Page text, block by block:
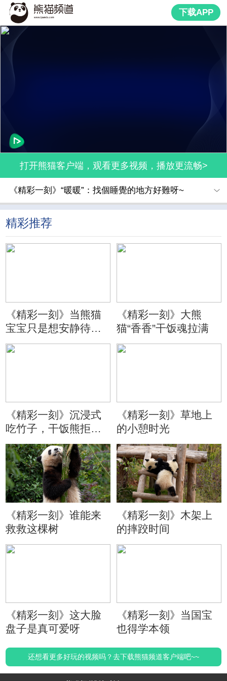
下载APP
打开熊猫客户端，观看更多视频，播放更流畅>
《精彩一刻》“暖暖”：找個睡覺的地方好難呀~
精彩推荐
《精彩一刻》当熊猫
宝宝只是想安静待会
儿
《精彩一刻》大熊
猫“香香”干饭魂拉满
《精彩一刻》沉浸式
吃竹子，干饭熊拒绝
分心
《精彩一刻》草地上
的小憩时光
《精彩一刻》谁能来
救救这棵树
《精彩一刻》木架上
的摔跤时间
《精彩一刻》这大脸
盘子是真可爱呀
《精彩一刻》当国宝
也得学本领
还想看更多好玩的视频吗？去下载熊猫频道客户端吧~~